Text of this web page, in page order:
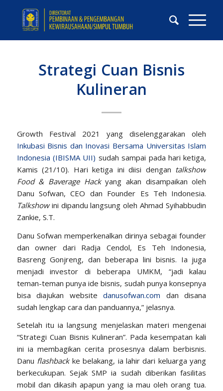
Strategi Cuan Bisnis
Kulineran
Growth Festival 2021 yang diselenggarakan oleh
Inkubasi Bisnis dan Inovasi Bersama Universitas Islam
Indonesia (IBISMA UII) sudah sampai pada hari ketiga,
Kamis (21/10). Hari ketiga ini diisi dengan talkshow
Food & Baverage Hackyang akan disampaikan oleh
Danu Sofwan, CEO dan Founder Es Teh Indonesia.
Talkshowini dipandu langsung oleh Ahmad Syihabbudin
Zankie, S.T.
Danu Sofwan memperkenalkan dirinya sebagai founder
dan owner dari Radja Cendol, Es Teh Indonesia,
Basreng Gonjreng, dan beberapa lini bisnis. Ia juga
menjadi investor di beberapa UMKM, “jadi kalau
teman-teman punya ide bisnis, sudah punya konsepnya
bisa diajukan website danusofwan.com dan disana
sudah lengkap cara dan panduannya,” jelasnya.
Setelah itu ia langsung menjelaskan materi mengenai
“Strategi Cuan Bisnis Kulineran”. Pada kesempatan kali
ini ia membagikan cerita prosesnya dalam berbisnis.
Danu flashbackke belakang, ia lahir dari keluarga yang
berkecukupan. Sejak SMP ia sudah diberikan fasilitas
mobil dan dikasih apapun yang ia mau oleh orang tua.